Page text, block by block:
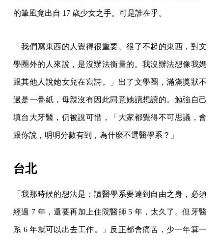
的筆風竟出自 17 歲少女之手。可是誰在乎。
「我們寫東西的人覺得很重要、很了不起的東西，對文
學圈外的人來說，是沒辦法衡量的。我沒辦法想像我媽
跟其他人說她女兒在寫詩。」出了文學圈，滿滿獎狀不
過是一疊紙，母親沒有因此同意她讀想讀的。勉強自己
填台大牙醫，仍被說可惜，「大家都覺得不可思議，會
跟你說，明明分數有到，為什麼不選醫學系？」
台北
「我那時候的想法是：讀醫學系要達到自由之身，必須
經過 7 年，還要再加上住院醫師 5 年，太久了。但牙醫
系 6 年就可以出去工作。」反正都會痛苦，少一年算一